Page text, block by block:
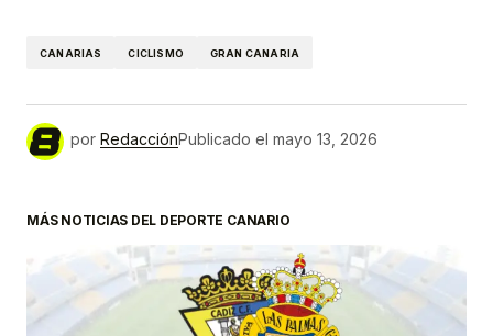
CANARIAS CICLISMO GRAN CANARIA
por RedacciónPublicado el mayo 13, 2026
MÁS NOTICIAS DEL DEPORTE CANARIO